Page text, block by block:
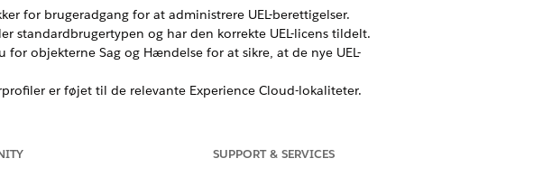
for brugeradgang for at administrere UEL-berettigelser.
standardbrugertypen og har den korrekte UEL-licens tildelt.
objekterne Sag og Hændelse for at sikre, at de nye UEL-
er føjet til de relevante Experience Cloud-lokaliteter.
SUPPORT & SERVICES